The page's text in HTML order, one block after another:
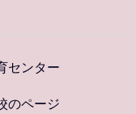
センター
のページ